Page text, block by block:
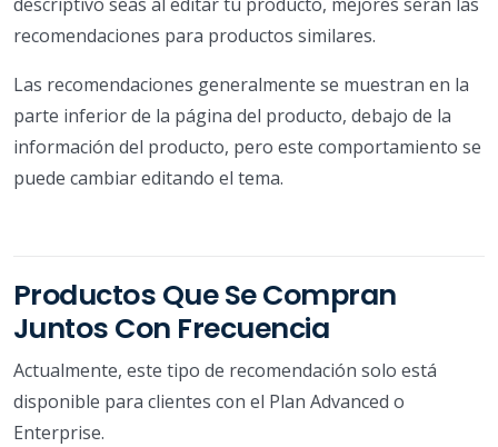
recomendaciones para productos similares.
Las recomendaciones generalmente se muestran en la
parte inferior de la página del producto, debajo de la
información del producto, pero este comportamiento se
puede cambiar editando el tema.
Productos Que Se Compran
Juntos Con Frecuencia
Actualmente, este tipo de recomendación solo está
disponible para clientes con el Plan Advanced o
Enterprise.